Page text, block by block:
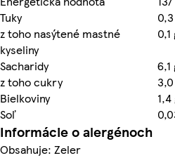
Tuky
z toho nasýtené mastné
kyseliny
0,1
Sacharidy
6,1
z toho cukry
Bielkoviny
1,4
Soľ
Informácie o alergénoch
Obsahuje: Zeler